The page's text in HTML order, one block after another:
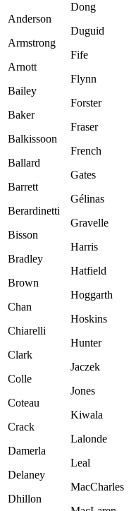
Anderson
Armstrong
Arnott
Bailey
Baker
Balkissoon
Ballard
Barrett
Berardinetti
Bisson
Bradley
Brown
Chan
Chiarelli
Clark
Colle
Coteau
Crack
Damerla
Delaney
Dhillon
Dong
Duguid
Fife
Flynn
Forster
Fraser
French
Gates
Gélinas
Gravelle
Harris
Hatfield
Hoggarth
Hoskins
Hunter
Jaczek
Jones
Kiwala
Lalonde
Leal
MacCharles